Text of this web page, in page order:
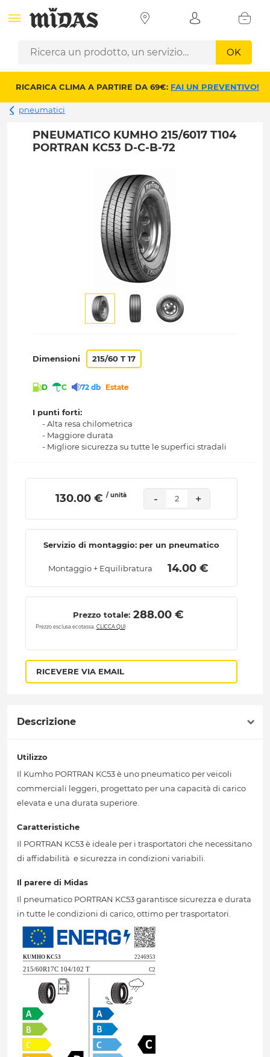
OK
RICARICA CLIMA A PARTIRE DA 69€: FAI UN PREVENTIVO!
pneumatici
PNEUMATICO KUMHO 215/6017 T104
PORTRAN KC53 D-C-B-72
Dimensioni 215/60 T 17
D C 72 db Estate
I punti forti:
- Alta resa chilometrica
- Maggiore durata
- Migliore sicurezza su tutte le superfici stradali
130.00 € / unità - 2 +
Servizio di montaggio: per un pneumatico
Montaggio + Equilibratura 14.00 €
Prezzo totale: 288.00 €
Prezzo esclusa ecotassa. CLICCA QUI
RICEVERE VIA EMAIL
Descrizione
Utilizzo
Il Kumho PORTRAN KC53 è uno pneumatico per veicoli
commerciali leggeri, progettato per una capacità di carico
elevata e una durata superiore.
Caratteristiche
Il PORTRAN KC53 è ideale per i trasportatori che necessitano
di affidabilità e sicurezza in condizioni variabili.
Il parere di Midas
Il pneumatico PORTRAN KC53 garantisce sicurezza e durata
in tutte le condizioni di carico, ottimo per trasportatori.